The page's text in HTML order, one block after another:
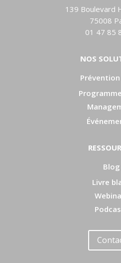
139 Boulevard
75008
01 47 85
NOS
Blog
Livre